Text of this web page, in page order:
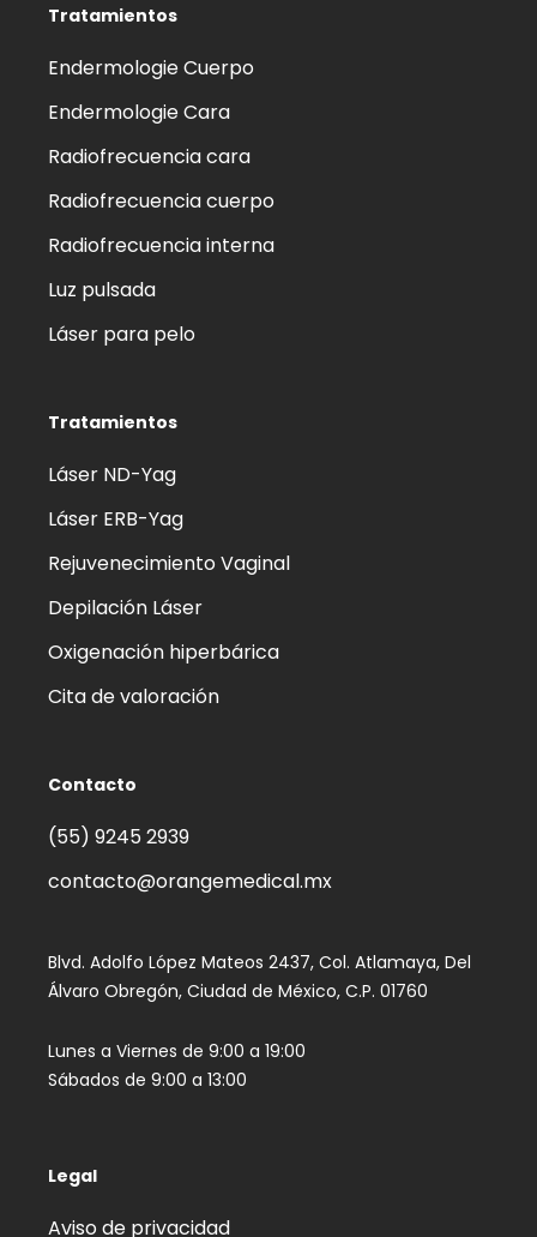
Tratamientos
Endermologie Cuerpo
Endermologie Cara
Radiofrecuencia cara
Radiofrecuencia cuerpo
Radiofrecuencia interna
Luz pulsada
Láser para pelo
Tratamientos
Láser ND-Yag
Láser ERB-Yag
Rejuvenecimiento Vaginal
Depilación Láser
Oxigenación hiperbárica
Cita de valoración
Contacto
(55) 9245 2939‬
contacto@orangemedical.mx
Blvd. Adolfo López Mateos 2437, Col. Atlamaya, Del
Álvaro Obregón, Ciudad de México, C.P. 01760
Lunes a Viernes de 9:00 a 19:00
Sábados de 9:00 a 13:00
Legal
Aviso de privacidad